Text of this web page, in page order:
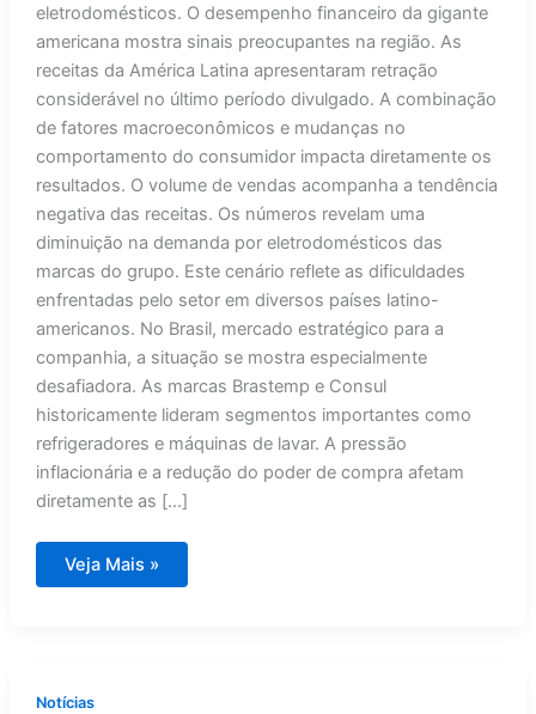
eletrodomésticos. O desempenho financeiro da gigante
americana mostra sinais preocupantes na região. As
receitas da América Latina apresentaram retração
considerável no último período divulgado. A combinação
de fatores macroeconômicos e mudanças no
comportamento do consumidor impacta diretamente os
resultados. O volume de vendas acompanha a tendência
negativa das receitas. Os números revelam uma
diminuição na demanda por eletrodomésticos das
marcas do grupo. Este cenário reflete as dificuldades
enfrentadas pelo setor em diversos países latino-
americanos. No Brasil, mercado estratégico para a
companhia, a situação se mostra especialmente
desafiadora. As marcas Brastemp e Consul
historicamente lideram segmentos importantes como
refrigeradores e máquinas de lavar. A pressão
inflacionária e a redução do poder de compra afetam
diretamente as […]
Vendas
Latina
Veja Mais »
Notícias